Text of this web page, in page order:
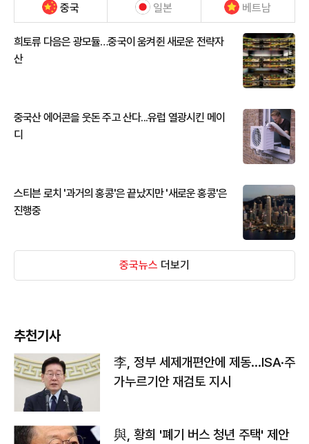
중국 일본 베트남
희토류 다음은 광모듈…중국이 움켜쥔 새로운 전략자
산
중국산 에어콘을 웃돈 주고 산다...유럽 열광시킨 메이
디
스티븐 로치 '과거의 홍콩'은 끝났지만 '새로운 홍콩'은
진행중
중국뉴스 더보기
추천기사
李, 정부 세제개편안에 제동…ISA·주
가누르기안 재검토 지시
與, 황희 '폐기 버스 청년 주택' 제안